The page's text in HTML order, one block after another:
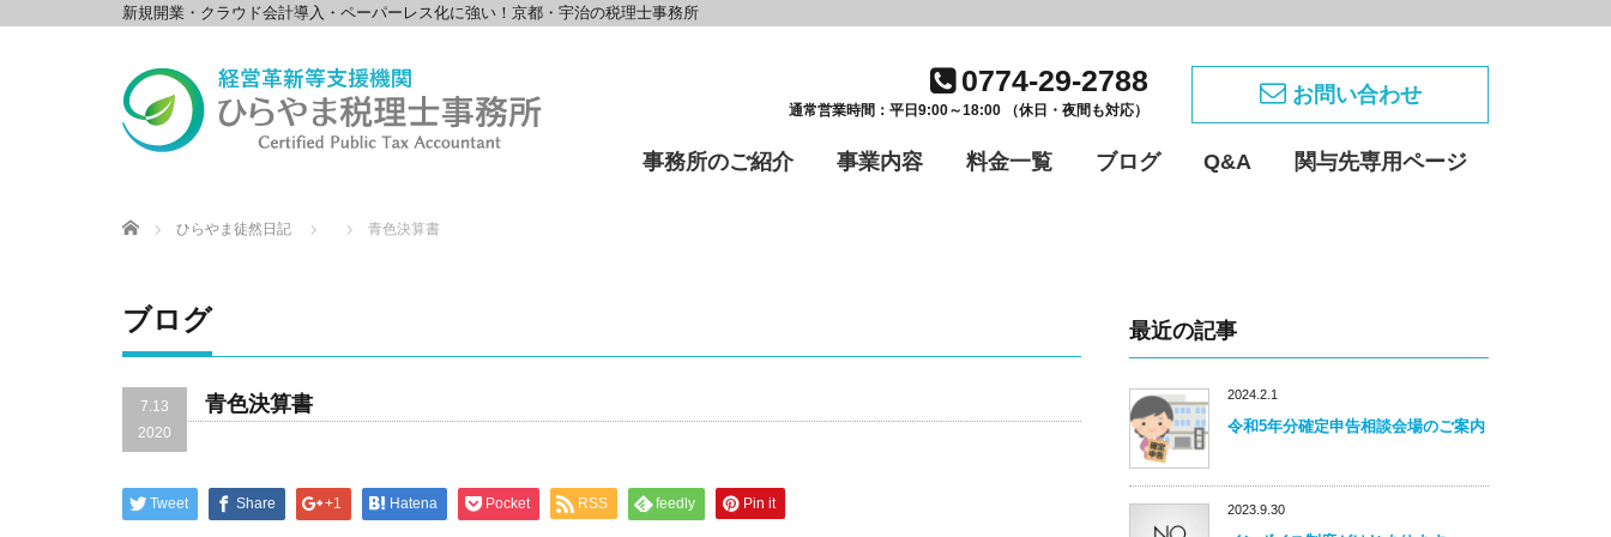
新規開業・クラウド会計導入・ペーパーレス化に強い！京都・宇治の税理士事務所
0774-29-2788
通常営業時間：平日9:00～18:00 （休日・夜間も対応）
お問い合わせ
事務所のご紹介 事業内容 料金一覧 ブログ Q&A 関与先専用ページ
Home ひらやま徒然日記 青色決算書
ブログ
7.13
2020
青色決算書
Tweet Share +1 Hatena Pocket RSS feedly Pin it
最近の記事
2024.2.1
令和5年分確定申告相談会場のご案内
2023.9.30